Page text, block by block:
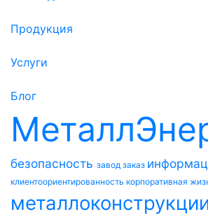
Продукция
Услуги
Блог
безопасность завод заказ
клиентоориентированность корпоративная